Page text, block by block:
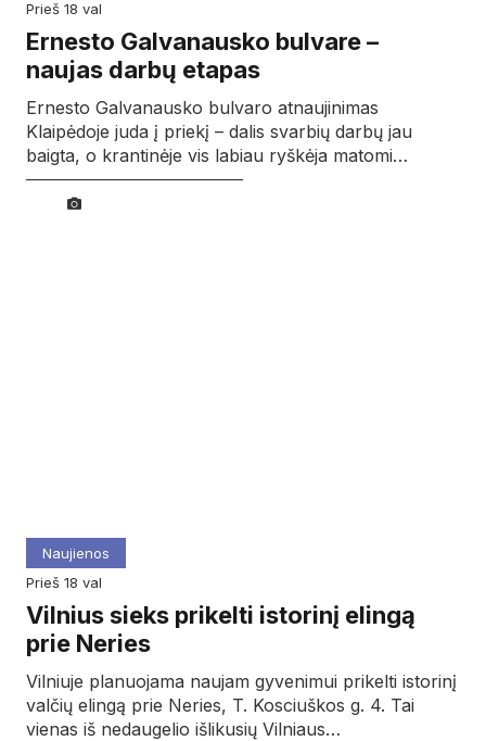
prieš 18 val
Ernesto Galvanausko bulvare –
naujas darbų etapas
Ernesto Galvanausko bulvaro atnaujinimas
Klaipėdoje juda į priekį – dalis svarbių darbų jau
baigta, o krantinėje vis labiau ryškėja matomi…
Naujienos
prieš 18 val
Vilnius sieks prikelti istorinį elingą
prie Neries
Vilniuje planuojama naujam gyvenimui prikelti istorinį
valčių elingą prie Neries, T. Kosciuškos g. 4. Tai
vienas iš nedaugelio išlikusių Vilniaus…